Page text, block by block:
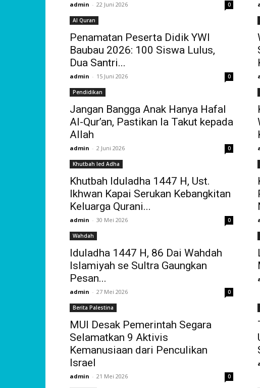
admin - 22 Juni 2026 0
Al Quran
Penamatan Peserta Didik YWI
Baubau 2026: 100 Siswa Lulus,
Dua Santri...
admin - 15 Juni 2026 0
Pendidikan
Jangan Bangga Anak Hanya Hafal
Al-Qur’an, Pastikan Ia Takut kepada
Allah
admin - 2 Juni 2026 0
Khutbah Ied Adha
Khutbah Iduladha 1447 H, Ust.
Ikhwan Kapai Serukan Kebangkitan
Keluarga Qurani...
admin - 30 Mei 2026 0
Wahdah
Iduladha 1447 H, 86 Dai Wahdah
Islamiyah se Sultra Gaungkan
Pesan...
admin - 27 Mei 2026 0
Berita Palestina
MUI Desak Pemerintah Segara
Selamatkan 9 Aktivis
Kemanusiaan dari Penculikan
Israel
admin - 21 Mei 2026 0